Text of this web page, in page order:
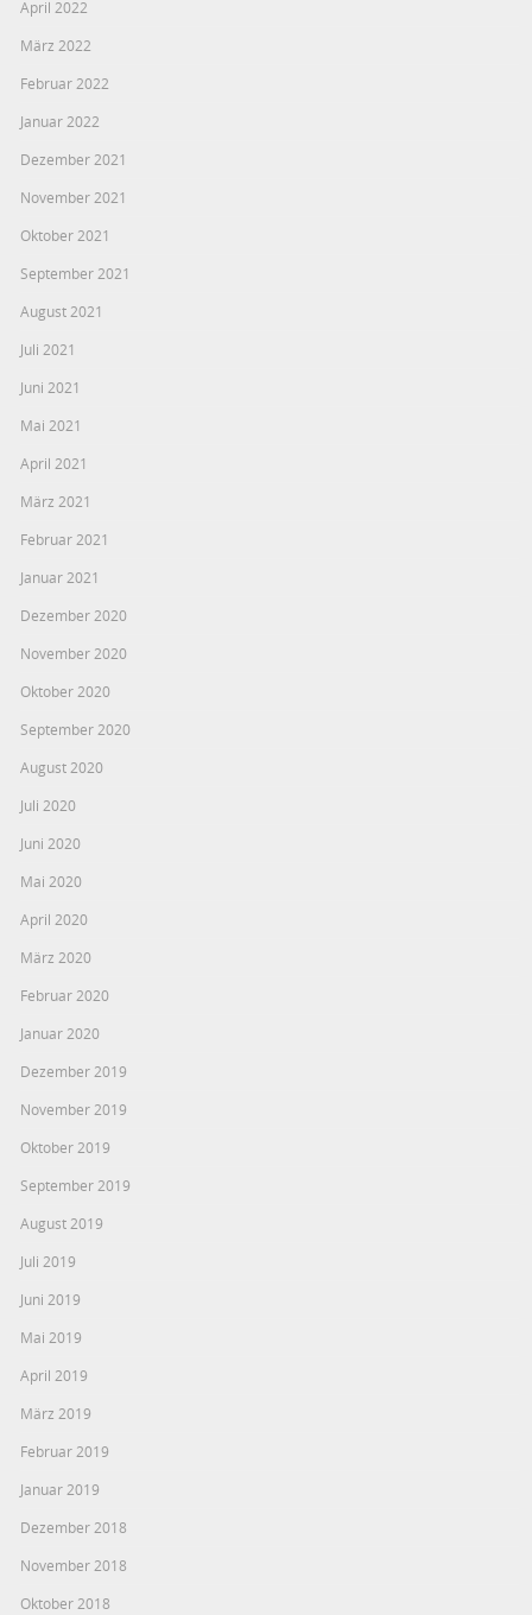
April 2022
März 2022
Februar 2022
Januar 2022
Dezember 2021
November 2021
Oktober 2021
September 2021
August 2021
Juli 2021
Juni 2021
Mai 2021
April 2021
März 2021
Februar 2021
Januar 2021
Dezember 2020
November 2020
Oktober 2020
September 2020
August 2020
Juli 2020
Juni 2020
Mai 2020
April 2020
März 2020
Februar 2020
Januar 2020
Dezember 2019
November 2019
Oktober 2019
September 2019
August 2019
Juli 2019
Juni 2019
Mai 2019
April 2019
März 2019
Februar 2019
Januar 2019
Dezember 2018
November 2018
Oktober 2018